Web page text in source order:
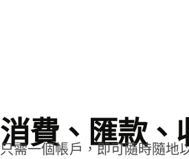
消費、匯款、
只需一個帳戶，即可隨時隨地